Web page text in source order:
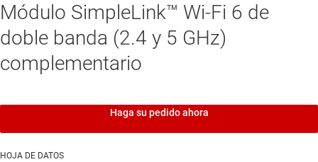
Módulo SimpleLink™ Wi-Fi 6 de
doble banda (2.4 y 5 GHz)
complementario
Haga su pedido ahora
HOJA DE DATOS